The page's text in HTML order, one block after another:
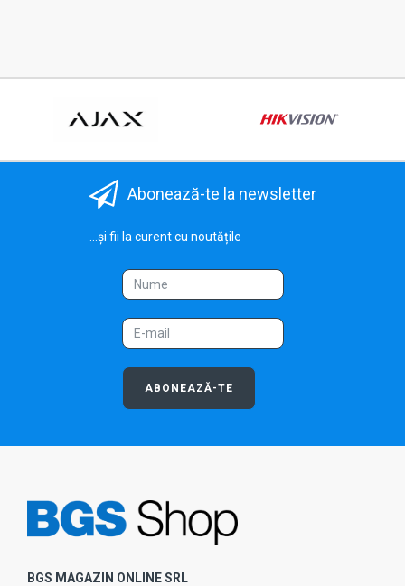
Abonează-te la newsletter
...și fii la curent cu noutățile
ABONEAZĂ-TE
BGS MAGAZIN ONLINE SRL